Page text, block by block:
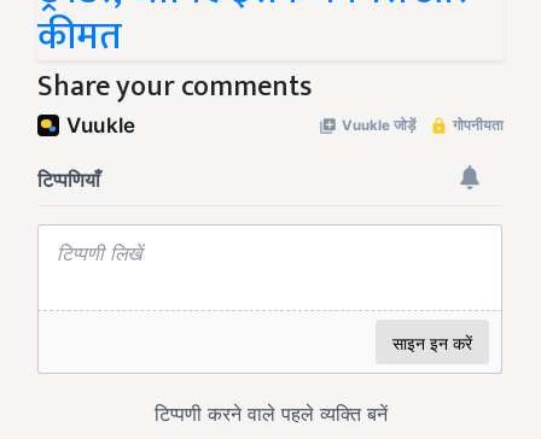
कीमत
Share your comments